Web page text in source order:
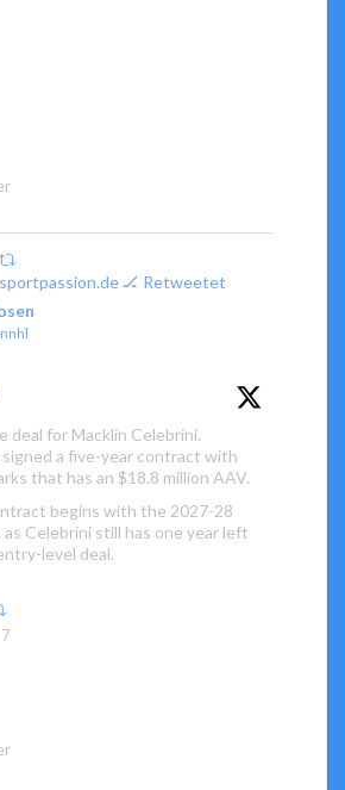
sportpassion.de 🏒 Retweetet
deal for Macklin Celebrini.
signed a five-year contract with
that has an $18.8 million AAV.
begins with the 2027-28
as Celebrini still has one year left
level deal.
7